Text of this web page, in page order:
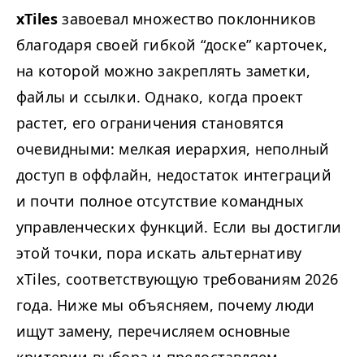
xTiles завоевал множество поклонников
благодаря своей гибкой “доске” карточек,
на которой можно закреплять заметки,
файлы и ссылки. Однако, когда проект
растет, его ограничения становятся
очевидными: мелкая иерархия, неполный
доступ в оффлайн, недостаток интеграций
и почти полное отсутствие командных
управленческих функций. Если вы достигли
этой точки, пора искать альтернативу
xTiles, соответствующую требованиям 2026
года. Ниже мы объясняем, почему люди
ищут замену, перечисляем основные